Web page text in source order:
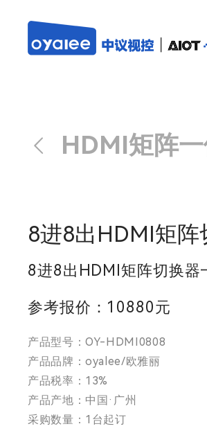
HDMI矩阵
8进8出HDMI矩阵
8进8出HDMI矩阵切换
参考报价：10880元
产品型号：OY-HDMI0808
产品品牌：oyalee/欧雅丽
产品税率：13%
产品产地：中国·广州
采购数量：1台起订